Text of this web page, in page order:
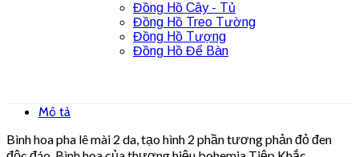
Đồng Hồ Cây - Tủ
Đồng Hồ Treo Tường
Đồng Hồ Tượng
Đồng Hồ Để Bàn
Mô tả
Bình hoa pha lê mài 2 da, tạo hình 2 phần tương phản đỏ đen